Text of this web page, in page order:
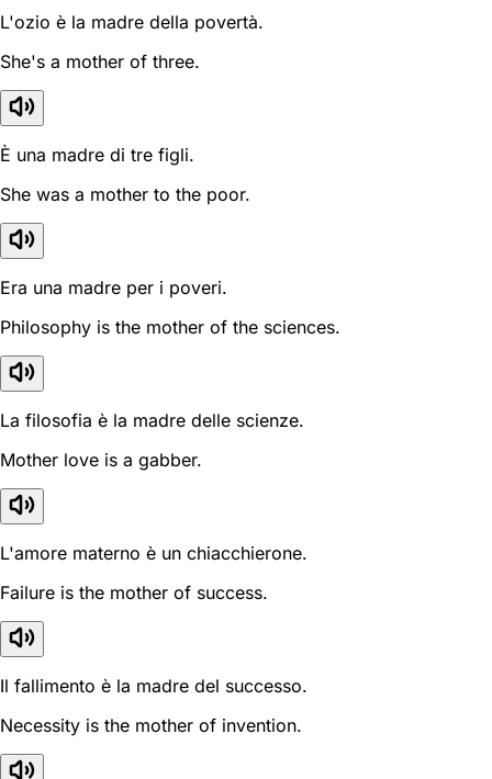
L'ozio è la madre della povertà.
She's a mother of three.
È una madre di tre figli.
She was a mother to the poor.
Era una madre per i poveri.
Philosophy is the mother of the sciences.
La filosofia è la madre delle scienze.
Mother love is a gabber.
L'amore materno è un chiacchierone.
Failure is the mother of success.
Il fallimento è la madre del successo.
Necessity is the mother of invention.